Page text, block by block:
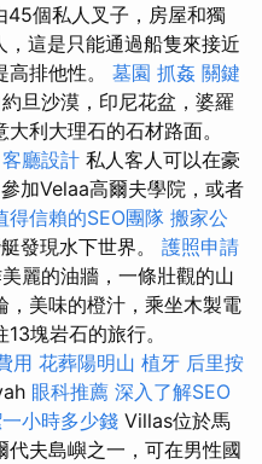
45個私人叉子，房屋和獨
這是只能通過船隻來接近
排他性。 墓園 抓姦 關鍵
旦沙漠，印尼花盆，婆羅
利大理石的石材路面。
客廳設計 私人客人可以在豪
加Velaa高爾夫學院，或者
得信賴的SEO團隊 搬家公
發現水下世界。 護照申請
麗的油牆，一條壯觀的山
，美味的橙汁，乘坐木製電
塊岩石的旅行。
用 花葬陽明山 植牙 后里按
眼科推薦 深入了解SEO
小時多少錢 Villas位於馬
夫島嶼之一，可在男性國